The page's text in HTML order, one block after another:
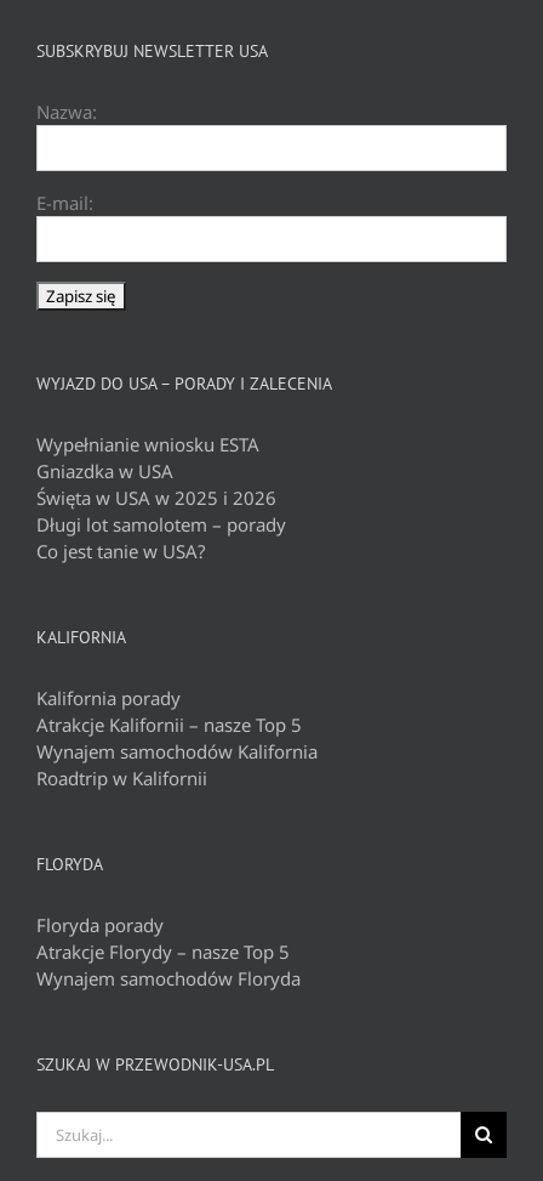
SUBSKRYBUJ NEWSLETTER USA
Nazwa:
E-mail:
WYJAZD DO USA – PORADY I ZALECENIA
Wypełnianie wniosku ESTA
Gniazdka w USA
Święta w USA w 2025 i 2026
Długi lot samolotem – porady
Co jest tanie w USA?
KALIFORNIA
Kalifornia porady
Atrakcje Kalifornii – nasze Top 5
Wynajem samochodów Kalifornia
Roadtrip w Kalifornii
FLORYDA
Floryda porady
Atrakcje Florydy – nasze Top 5
Wynajem samochodów Floryda
SZUKAJ W PRZEWODNIK-USA.PL
Szukaj